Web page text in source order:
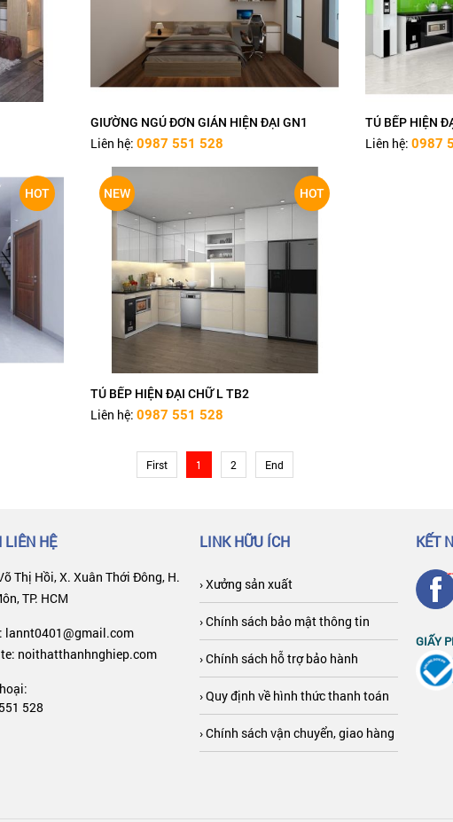
GIƯỜNG NGỦ ĐƠN GIẢN HIỆN ĐẠI GN1
Liên hệ:0987 551 528
TỦ BẾP HIỆN
Liên hệ:0987
HOT HOT
NEW
TỦ BẾP HIỆN ĐẠI CHỮ L TB2
Liên hệ:0987 551 528
First 1 2 End
LIÊN HỆ
Thị Hồi, X. Xuân Thới Đông, H.
TP. HCM
lannt0401@gmail.com
noithatthanhnghiep.com
528
LINK HỮU ÍCH
› Xưởng sản xuất
› Chính sách bảo mật thông tin
› Chính sách hỗ trợ bảo hành
› Quy định về hình thức thanh toán
› Chính sách vận chuyển, giao hàng
KẾT
GIẤY